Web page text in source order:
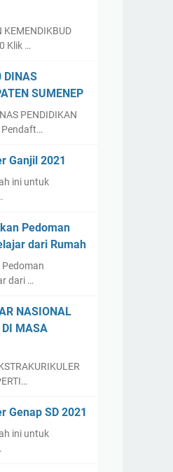
KEMENDIKBUD
Klik …
DINAS
SUMENEP
PENDIDIKAN
Pendaft…
Ganjil 2021
ini untuk
Pedoman
dari Rumah
dari …
NASIONAL
DI MASA
Genap SD 2021
ini untuk